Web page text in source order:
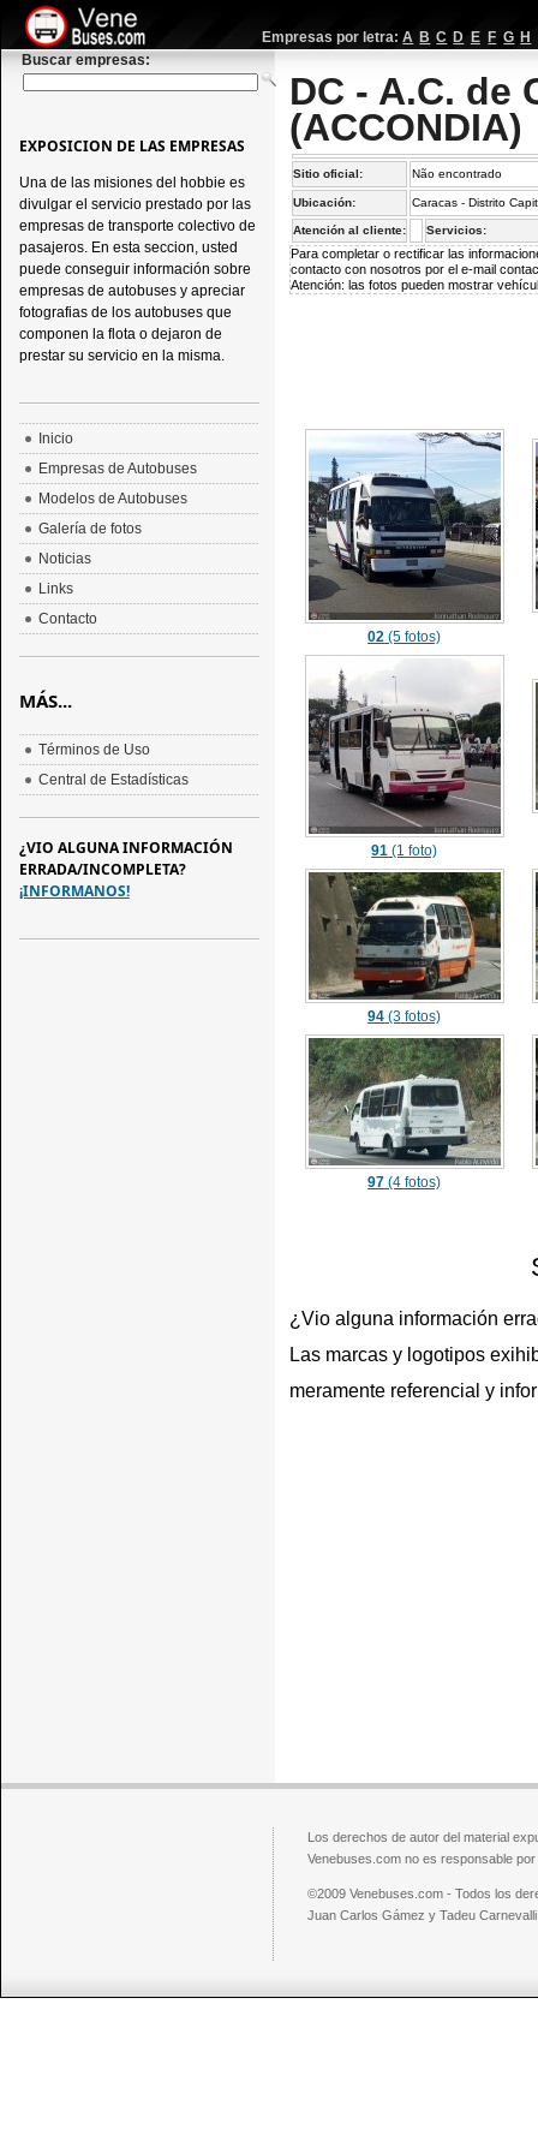
Empresas por letra: A B C D E F G H
Buscar empresas:
DC - A.C. de
(ACCONDIA)
Sitio oficial: Não encontrado
Ubicación: Caracas - Distrito
Atención al cliente: Servicios:
Para completar o rectificar las
contacto con nosotros por el e-mail
Atención: las fotos pueden mostrar
02 (5 fotos)
91 (1 foto)
94 (3 fotos)
97 (4 fotos)
¿Vio alguna información
Las marcas y logotipos
meramente referencial y
EXPOSICION DE LAS EMPRESAS
Una de las misiones del hobbie es
divulgar el servicio prestado por las
empresas de transporte colectivo de
pasajeros. En esta seccion, usted
puede conseguir información sobre
empresas de autobuses y apreciar
fotografias de los autobuses que
componen la flota o dejaron de
prestar su servicio en la misma.
Inicio
Empresas de Autobuses
Modelos de Autobuses
Galería de fotos
Noticias
Links
Contacto
MÁS...
Términos de Uso
Central de Estadísticas
¿VIO ALGUNA INFORMACIÓN
ERRADA/INCOMPLETA?
¡INFORMANOS!
Los derechos de autor del material
Venebuses.com no es responsable
©2009 Venebuses.com - Todos los
Juan Carlos Gámez y Tadeu Carnevalli